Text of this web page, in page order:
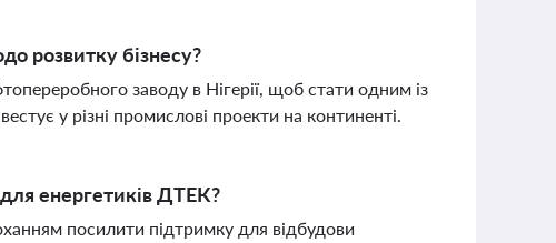
розвитку бізнесу?
заводу в Нігерії, щоб стати одним із
у різні промислові проекти на континенті.
енергетиків ДТЕК?
посилити підтримку для відбудови